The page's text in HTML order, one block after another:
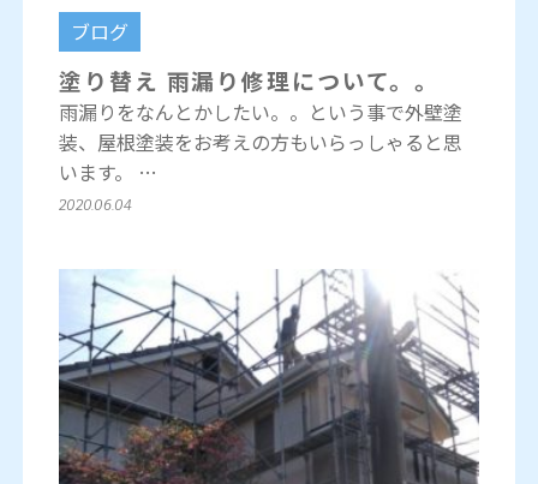
ブログ
塗り替え 雨漏り修理について。。
雨漏りをなんとかしたい。。という事で外壁塗
装、屋根塗装をお考えの方もいらっしゃると思
います。 …
2020.06.04